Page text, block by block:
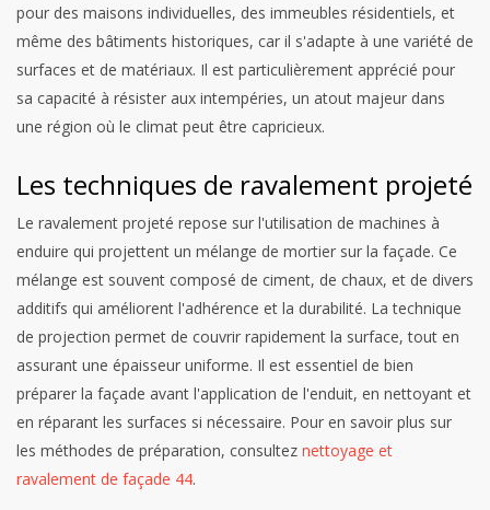
pour des maisons individuelles, des immeubles résidentiels, et
même des bâtiments historiques, car il s'adapte à une variété de
surfaces et de matériaux. Il est particulièrement apprécié pour
sa capacité à résister aux intempéries, un atout majeur dans
une région où le climat peut être capricieux.
Les techniques de ravalement projeté
Le ravalement projeté repose sur l'utilisation de machines à
enduire qui projettent un mélange de mortier sur la façade. Ce
mélange est souvent composé de ciment, de chaux, et de divers
additifs qui améliorent l'adhérence et la durabilité. La technique
de projection permet de couvrir rapidement la surface, tout en
assurant une épaisseur uniforme. Il est essentiel de bien
préparer la façade avant l'application de l'enduit, en nettoyant et
en réparant les surfaces si nécessaire. Pour en savoir plus sur
les méthodes de préparation, consultez nettoyage et
ravalement de façade 44.